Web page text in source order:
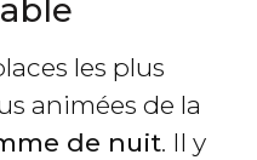
les plus
animées de la
de nuit. Il y